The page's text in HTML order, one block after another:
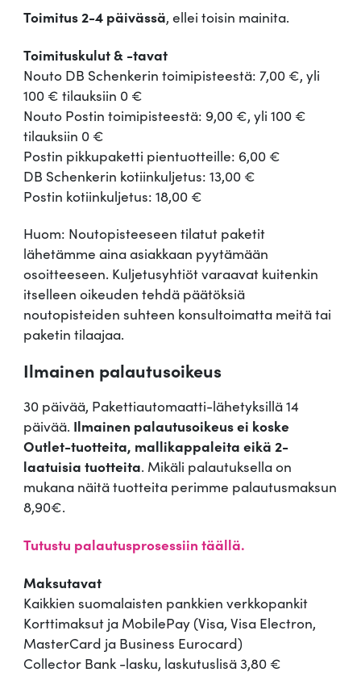
Toimitus 2-4 päivässä, ellei toisin mainita.
Toimituskulut & -tavat
Nouto DB Schenkerin toimipisteestä: 7,00 €, yli
100 € tilauksiin 0 €
Nouto Postin toimipisteestä: 9,00 €, yli 100 €
tilauksiin 0 €
Postin pikkupaketti pientuotteille: 6,00 €
DB Schenkerin kotiinkuljetus: 13,00 €
Postin kotiinkuljetus: 18,00 €
Huom: Noutopisteeseen tilatut paketit
lähetämme aina asiakkaan pyytämään
osoitteeseen. Kuljetusyhtiöt varaavat kuitenkin
itselleen oikeuden tehdä päätöksiä
noutopisteiden suhteen konsultoimatta meitä tai
paketin tilaajaa.
Ilmainen palautusoikeus
30 päivää, Pakettiautomaatti-lähetyksillä 14
päivää. Ilmainen palautusoikeus ei koske
Outlet-tuotteita, mallikappaleita eikä 2-
laatuisia tuotteita. Mikäli palautuksella on
mukana näitä tuotteita perimme palautusmaksun
8,90€.
Tutustu palautusprosessiin täällä.
Maksutavat
Kaikkien suomalaisten pankkien verkkopankit
Korttimaksut ja MobilePay (Visa, Visa Electron,
MasterCard ja Business Eurocard)
Collector Bank -lasku, laskutuslisä 3,80 €